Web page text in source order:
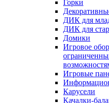
Горки
ДИК для
ДИК для
Домики
Игровое
Игровые
Карусели
Качалки-